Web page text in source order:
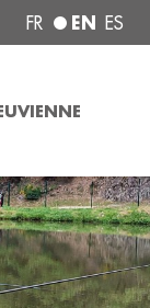
FR EN ES